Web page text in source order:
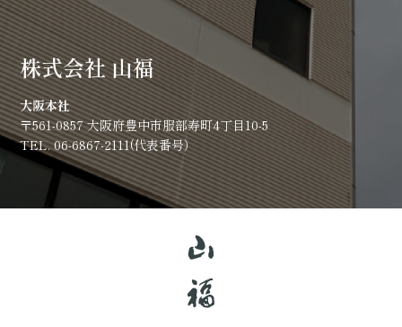
株式会社 山福
大阪本社
〒561-0857 大阪府豊中市服部寿町4丁目10-5
TEL. 06-6867-2111(代表番号）